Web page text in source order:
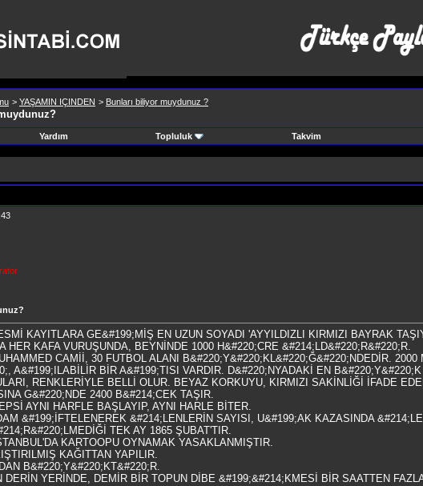
> YAŞAMIN IÇINDEN > Bunları biliyor muydunuz ?
Yardım Topluluk Takvim
KAYITLARA GE&#199;MİŞ EN UZUN SOYADI 'AYYILDIZLI KIRMIZI BAYRAK
HER KAFA VURUŞUNDA, BEYNİNDE 1000 H&#220;CRE &#214;LD&#220;R&#220;R.
CAMİİ, 30 FUTBOL ALANI B&#220;Y&#220;KL&#220;Ğ&#220;NDEDİR.
A&#199;ILABİLİR BİR A&#199;TISI VARDIR. D&#220;NYADAKİ EN
RENKLERİYLE BELLİ OLUR. BEYAZ KORKUYU, KIRMIZI SAKİNLİĞİ İFADE
G&#220;NDE 2400 B&#214;CEK TAŞIR.
AYNI HARFLE BAŞLAYIP, AYNI HARLE BİTER.
&#199;İFTELENEREK &#214;LENLERİN SAYISI, U&#199;AK KAZASINDA
TEK AY 1865 ŞUBAT'TIR.
KARTOOPU OYNAMAK YASAKLANMIŞTIR.
KAĞITTAN YAPILIR.
B&#220;Y&#220;KT&#220;R.
DERİN YERİNDE, DEMİR BİR TOPUN DİBE &#199;&#214;KMESİ BİR SAATTEN